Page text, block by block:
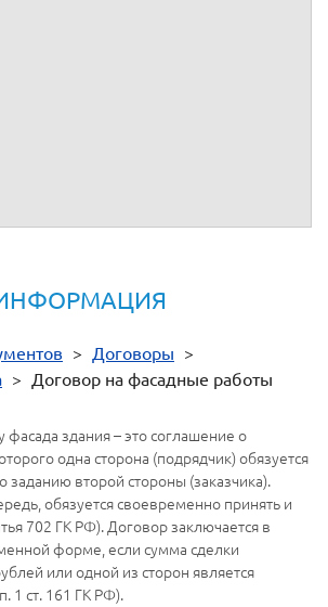
> Договоры >
> Договор на фасадные работы
фасада здания – это соглашение о
одна сторона (подрядчик) обязуется
заданию второй стороны (заказчика).
обязуется своевременно принять и
702 ГК РФ). Договор заключается в
форме, если сумма сделки
или одной из сторон является
1 ст. 161 ГК РФ).